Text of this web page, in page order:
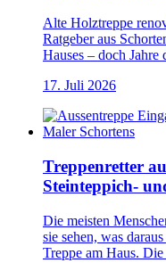
Alte Holztreppe
Ratgeber aus
Hauses – doch Jahre
17. Juli 2026
Treppenretter
Steinteppich-
Die meisten
sie sehen, was
Treppe am Haus. Die